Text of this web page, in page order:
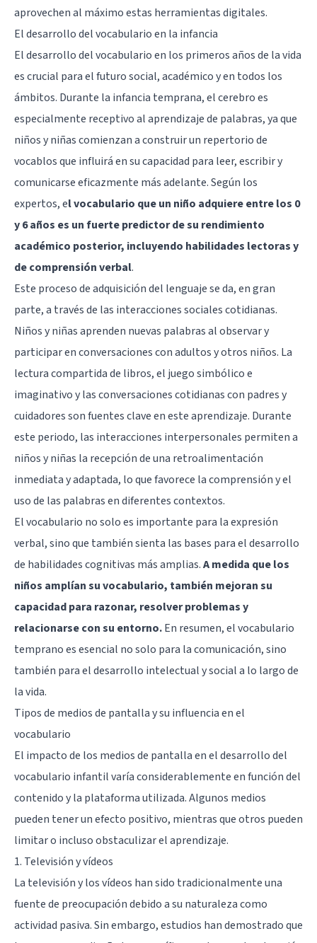
aprovechen al máximo estas herramientas digitales.
El desarrollo del vocabulario en la infancia
El desarrollo del vocabulario en los primeros años de la vida
es crucial para el futuro social, académico y en todos los
ámbitos. Durante la infancia temprana, el cerebro es
especialmente receptivo al aprendizaje de palabras, ya que
niños y niñas comienzan a construir un repertorio de
vocablos que influirá en su capacidad para leer, escribir y
comunicarse eficazmente más adelante. Según los
expertos, el vocabulario que un niño adquiere entre los 0
y 6 años es un fuerte predictor de su rendimiento
académico posterior, incluyendo habilidades lectoras y
de comprensión verbal.
Este proceso de adquisición del lenguaje se da, en gran
parte, a través de las interacciones sociales cotidianas.
Niños y niñas aprenden nuevas palabras al observar y
participar en conversaciones con adultos y otros niños. La
lectura compartida de libros, el juego simbólico e
imaginativo y las conversaciones cotidianas con padres y
cuidadores son fuentes clave en este aprendizaje. Durante
este periodo, las interacciones interpersonales permiten a
niños y niñas la recepción de una retroalimentación
inmediata y adaptada, lo que favorece la comprensión y el
uso de las palabras en diferentes contextos.
El vocabulario no solo es importante para la expresión
verbal, sino que también sienta las bases para el desarrollo
de habilidades cognitivas más amplias.A medida que los
niños amplían su vocabulario, también mejoran su
capacidad para razonar, resolver problemas y
relacionarse con su entorno.En resumen, el vocabulario
temprano es esencial no solo para la comunicación, sino
también para el desarrollo intelectual y social a lo largo de
la vida.
Tipos de medios de pantalla y su influencia en el
vocabulario
El impacto de los medios de pantalla en el desarrollo del
vocabulario infantil varía considerablemente en función del
contenido y la plataforma utilizada. Algunos medios
pueden tener un efecto positivo, mientras que otros pueden
limitar o incluso obstaculizar el aprendizaje.
1. Televisión y vídeos
La televisión y los vídeos han sido tradicionalmente una
fuente de preocupación debido a su naturaleza como
actividad pasiva. Sin embargo, estudios han demostrado que